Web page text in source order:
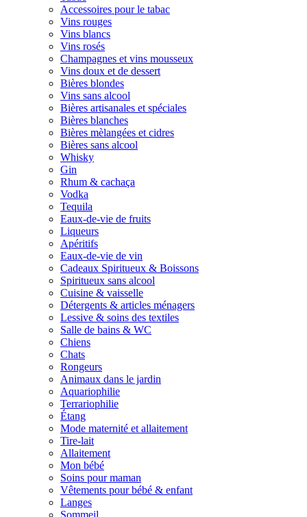
Accessoires pour le tabac
Vins rouges
Vins blancs
Vins rosés
Champagnes et vins mousseux
Vins doux et de dessert
Bières blondes
Vins sans alcool
Bières artisanales et spéciales
Bières blanches
Bières mèlangées et cidres
Bières sans alcool
Whisky
Gin
Rhum & cachaça
Vodka
Tequila
Eaux-de-vie de fruits
Liqueurs
Apéritifs
Eaux-de-vie de vin
Cadeaux Spiritueux & Boissons
Spiritueux sans alcool
Cuisine & vaisselle
Détergents & articles ménagers
Lessive & soins des textiles
Salle de bains & WC
Chiens
Chats
Rongeurs
Animaux dans le jardin
Aquariophilie
Terrariophilie
Étang
Mode maternité et allaitement
Tire-lait
Allaitement
Mon bébé
Soins pour maman
Vêtements pour bébé & enfant
Langes
Sommeil